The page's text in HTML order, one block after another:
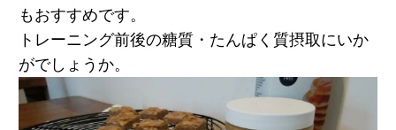
もおすすめです。
トレーニング前後の糖質・たんぱく質摂取にいか
がでしょうか。